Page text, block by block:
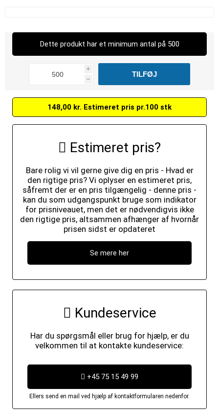
Dette produkt har et minimum antal på 500
i
h
148,00 kr. Estimeret pris pr.100 stk
Estimeret pris?
Bare rolig vi vil gerne give dig en pris - Hvad er
den rigtige pris? Vi oplyser en estimeret pris,
såfremt der er en pris tilgængelig - denne pris -
kan du som udgangspunkt bruge som indikator
for prisniveauet, men det er nødvendigvis ikke
den rigtige pris, altsammen afhænger af hvornår
prisen sidst er opdateret
Se mere her
Kundeservice
Har du spørgsmål eller brug for hjælp, er du
velkommen til at kontakte kundeservice:
+45 75 15 49 99
Ellers send en mail ved hjælp af kontaktformularen nedenfor.